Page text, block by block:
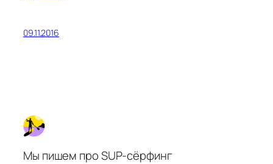
09.11.2016
Мы пишем про SUP-сёрфинг